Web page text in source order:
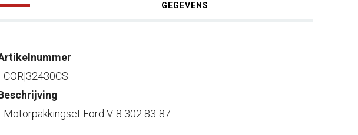
GEGEVENS
COR|32430CS
Motorpakkingset Ford V-8 302 83-87